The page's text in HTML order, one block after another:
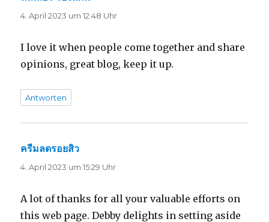
4. April 2023 um 12:48 Uhr
I love it when people come together and share
opinions, great blog, keep it up.
Antworten
ครีมลดรอยสิว
4. April 2023 um 15:29 Uhr
A lot of thanks for all your valuable efforts on
this web page. Debby delights in setting aside